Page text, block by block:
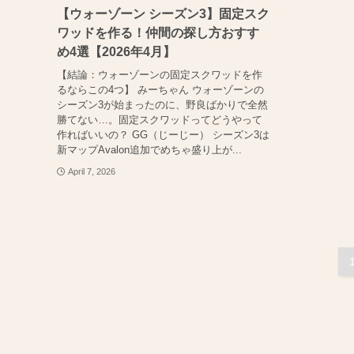
【ウォーゾーン シーズン3】固定スク
ワッドを作る！仲間の探し方おすす
め4選【2026年4月】
【結論：ウォーゾーンの固定スクワッドを作
るならこの4つ】 みーちゃん ウォーゾーンの
シーズン3が始まったのに、野良ばかりで全然
勝てない…。固定スクワッドってどうやって
作ればいいの？ GG（じーじー） シーズン3は
新マップAvalon追加でめちゃ盛り上が...
April 7, 2026
1